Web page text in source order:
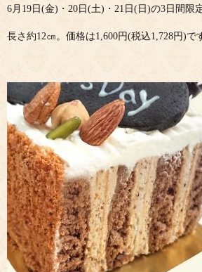
6月19日(金)・20日(土)・21日(日)の3日間限
長さ約12㎝。価格は1,600円(税込1,728円)で